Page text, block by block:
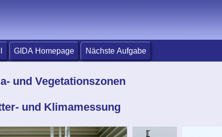
GIDA Homepage Nächste Aufgabe
und Vegetationszonen
und Klimamessung